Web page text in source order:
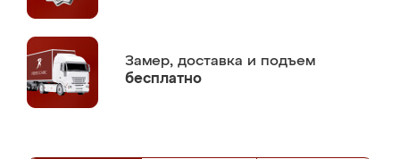
Замер, доставка и подъем
бесплатно